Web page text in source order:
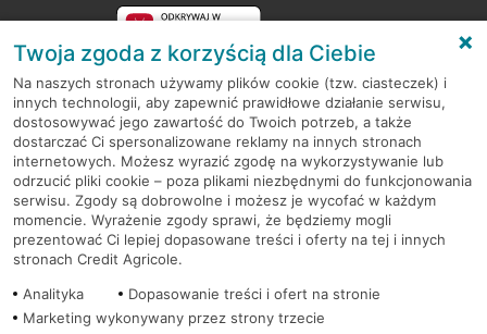
RODO
Regulamin serwisu
Mapa serwisu
PolitykaCookies
Twoja zgoda z korzyścią dla Ciebie
Na naszych stronach używamy plików cookie (tzw. ciasteczek) i
innych technologii, aby zapewnić prawidłowe działanie serwisu,
dostosowywać jego zawartość do Twoich potrzeb, a także
dostarczać Ci spersonalizowane reklamy na innych stronach
internetowych. Możesz wyrazić zgodę na wykorzystywanie lub
odrzucić pliki cookie – poza plikami niezbędnymi do funkcjonowania
serwisu. Zgody są dobrowolne i możesz je wycofać w każdym
momencie. Wyrażenie zgody sprawi, że będziemy mogli
prezentować Ci lepiej dopasowane treści i oferty na tej i innych
stronach Credit Agricole.
Analityka
Dopasowanie treści i ofert na stronie
Marketing wykonywany przez strony trzecie